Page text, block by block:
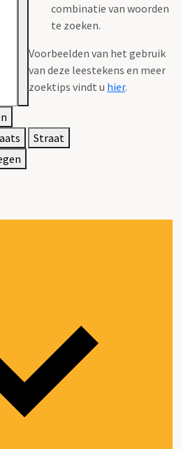
combinatie van woorden
te zoeken.
Voorbeelden van het gebruik
van deze leestekens en meer
zoektips vindt u hier.
Straat